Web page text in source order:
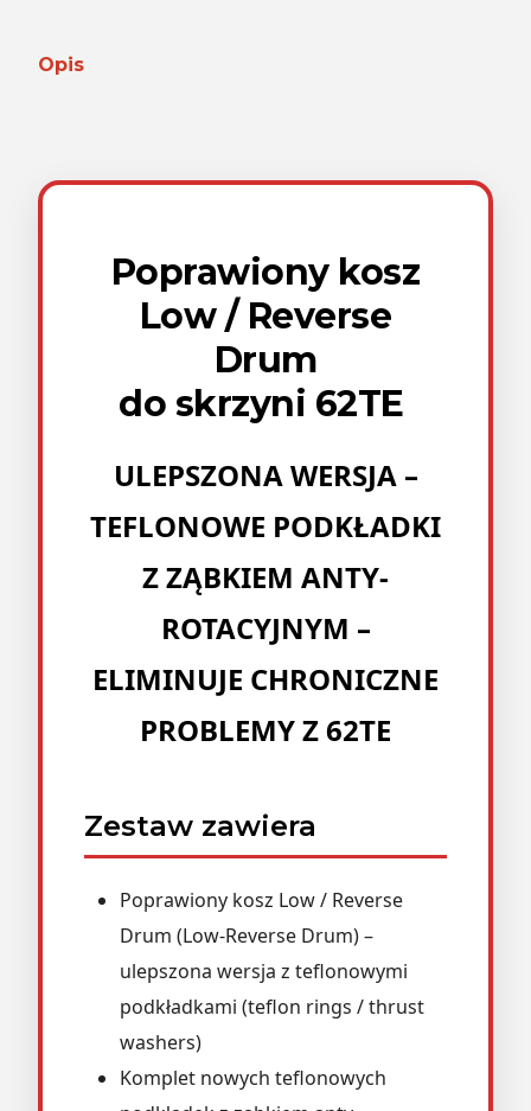
Opis
Poprawiony kosz
Low / Reverse
Drum
do skrzyni 62TE
ULEPSZONA WERSJA –
TEFLONOWE PODKŁADKI
Z ZĄBKIEM ANTY-
ROTACYJNYM –
ELIMINUJE CHRONICZNE
PROBLEMY Z 62TE
Zestaw zawiera
Poprawiony kosz Low / Reverse
Drum (Low-Reverse Drum) –
ulepszona wersja z teflonowymi
podkładkami (teflon rings / thrust
washers)
Komplet nowych teflonowych